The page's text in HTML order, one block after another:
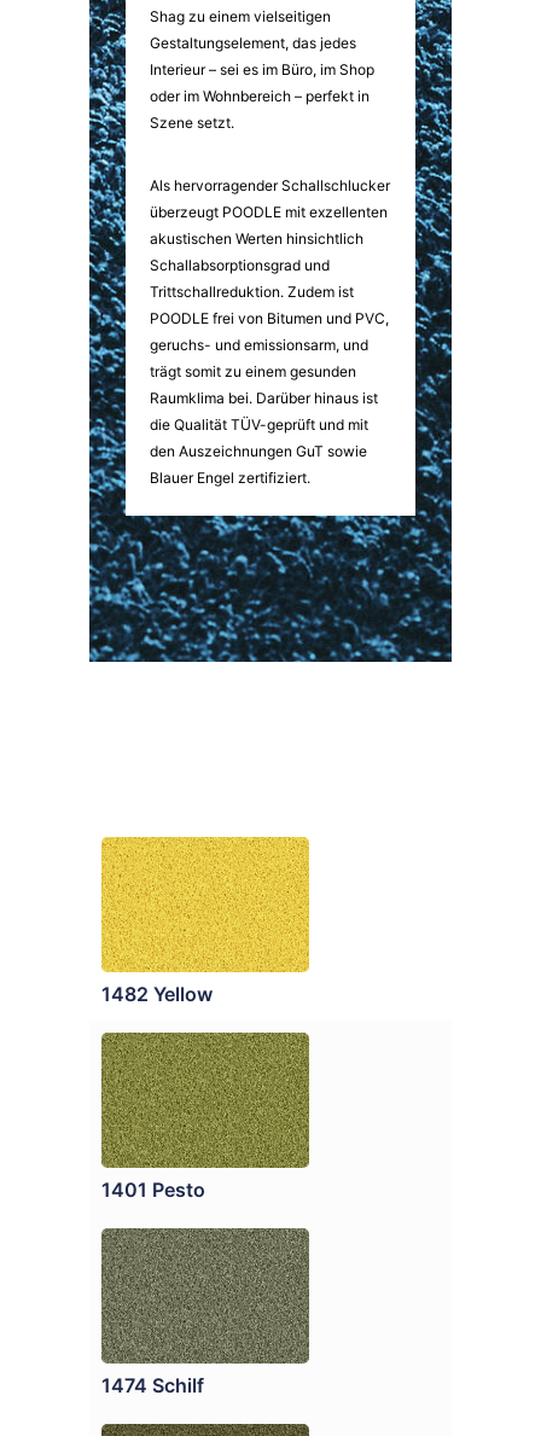
Shag zu einem vielseitigen
Gestaltungselement, das jedes
Interieur – sei es im Büro, im Shop
oder im Wohnbereich – perfekt in
Szene setzt.
Als hervorragender Schallschlucker
überzeugt POODLE mit exzellenten
akustischen Werten hinsichtlich
Schallabsorptionsgrad und
Trittschallreduktion. Zudem ist
POODLE frei von Bitumen und PVC,
geruchs- und emissionsarm, und
trägt somit zu einem gesunden
Raumklima bei. Darüber hinaus ist
die Qualität TÜV-geprüft und mit
den Auszeichnungen GuT sowie
Blauer Engel zertifiziert.
1482 Yellow
1401 Pesto
1474 Schilf